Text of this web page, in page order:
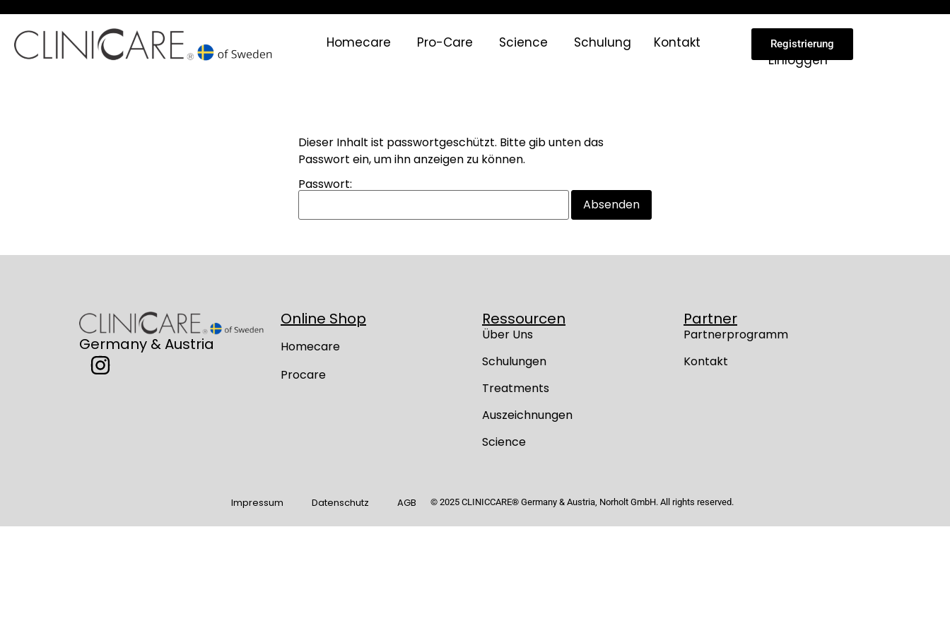
Homecare Pro-Care Science Schulung Kontakt Registrierung
Einloggen
Dieser Inhalt ist passwortgeschützt. Bitte gib unten das
Passwort ein, um ihn anzeigen zu können.
Passwort:
Germany & Austria
Online Shop
Homecare
Procare
Ressourcen
Über Uns
Schulungen
Treatments
Auszeichnungen
Science
Partner
Partnerprogramm
Kontakt
Impressum Datenschutz AGB © 2025 CLINICCARE®Germany & Austria, Norholt GmbH. All rights reserved.